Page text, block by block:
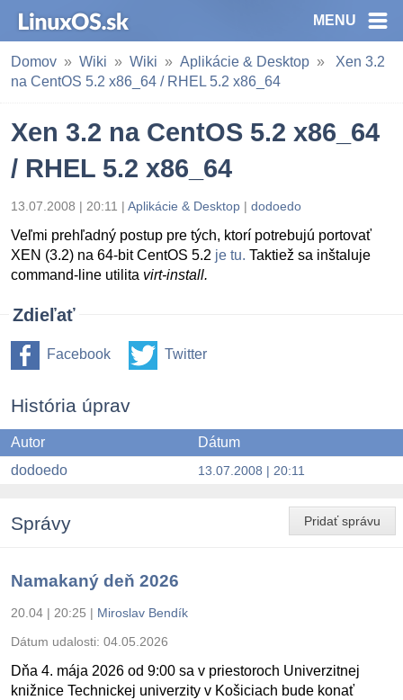
MENU
Domov Wiki Wiki Aplikácie & Desktop
Xen 3.2
na CentOS 5.2 x86_64 / RHEL 5.2 x86_64
Xen 3.2 na CentOS 5.2 x86_64
/ RHEL 5.2 x86_64
13.07.2008 | 20:11 | Aplikácie & Desktop | dodoedo
Veľmi prehľadný postup pre tých, ktorí potrebujú portovať
XEN (3.2) na 64-bit CentOS 5.2 je tu. Taktiež sa inštaluje
command-line utilita virt-install.
Zdieľať
Facebook Twitter
História úprav
Autor
Dátum
dodoedo
13.07.2008 | 20:11
Pridať správu
Správy
Namakaný deň 2026
20.04 | 20:25 | Miroslav Bendík
Dátum udalosti: 04.05.2026
Dňa 4. mája 2026 od 9:00 sa v priestoroch Univerzitnej
knižnice Technickej univerzity v Košiciach bude konať